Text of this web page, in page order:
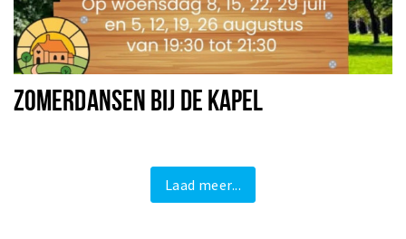
ZOMERDANSEN BIJ DE KAPEL
Laad meer...